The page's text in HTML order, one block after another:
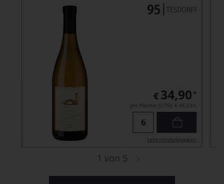
€ 34,90 *
pro Flasche (0.75l), € 46,53 /L
Lebensmittel­angaben
1 von 5